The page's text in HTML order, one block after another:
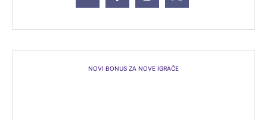
NOVI BONUS ZA NOVE IGRAČE